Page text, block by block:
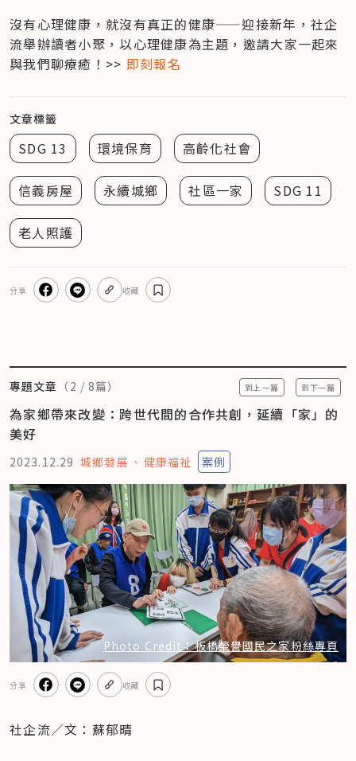
沒有心理健康，就沒有真正的健康——迎接新年，社企
流舉辦讀者小聚，以心理健康為主題，邀請大家一起來
與我們聊療癒！>> 即刻報名
文章標籤
SDG 13 環境保育 高齡化社會
信義房屋 永續城鄉 社區一家 SDG 11
老人照護
分享 收藏
專題文章 （2 /8篇） 到上一篇 到下一篇
為家鄉帶來改變：跨世代間的合作共創，延續「家」的
美好
2023.12.29 城鄉發展 健康福祉 案例
Photo Credit：板橋榮譽國民之家粉絲專頁
分享 收藏
社企流／文：蘇郁晴